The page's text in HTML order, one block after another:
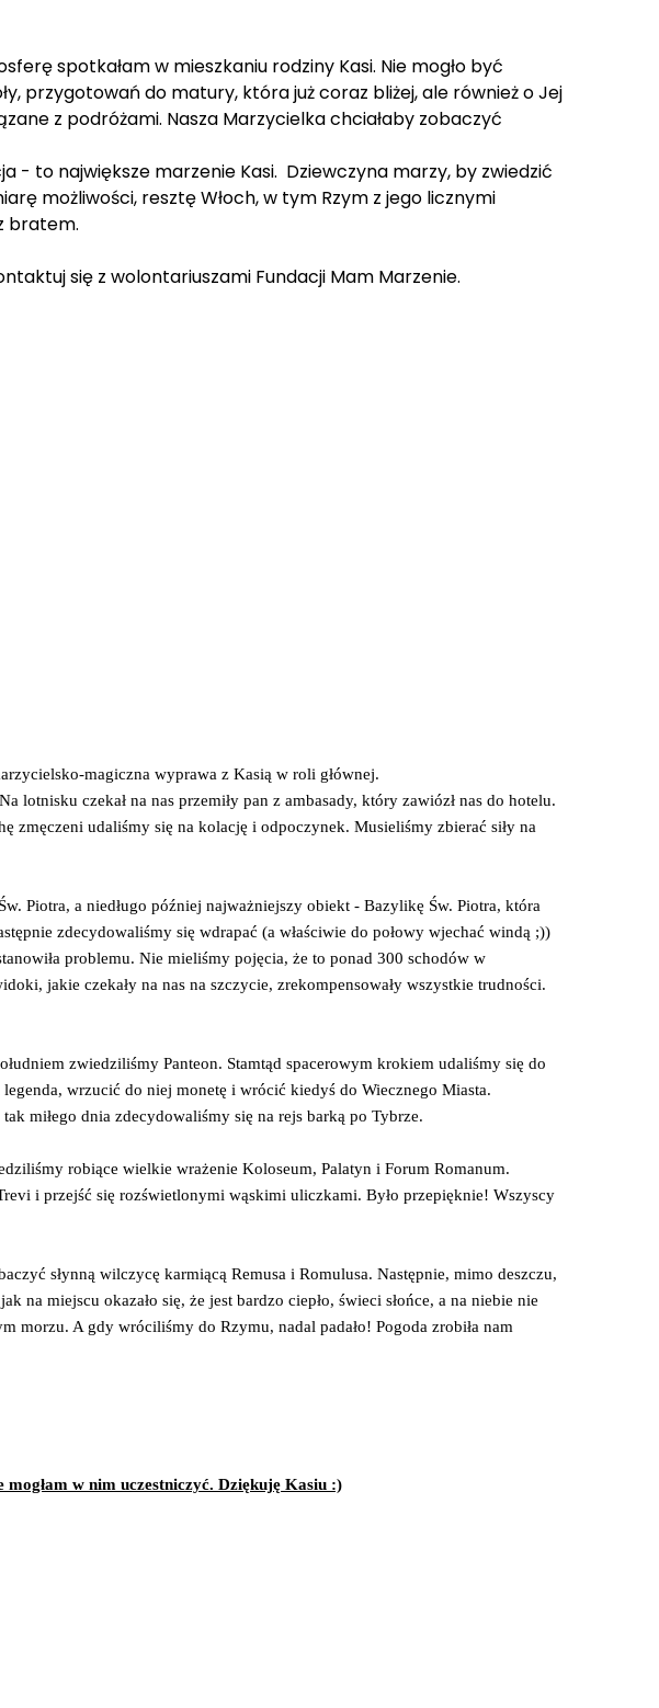
spotkałam w mieszkaniu rodziny Kasi. Nie mogło być
przygotowań do matury, która już coraz bliżej, ale również o Jej
z podróżami. Nasza Marzycielka chciałaby zobaczyć
- to największe marzenie Kasi. Dziewczyna marzy, by zwiedzić
możliwości, resztę Włoch, w tym Rzym z jego licznymi
bratem.
się z wolontariuszami Fundacji Mam Marzenie.
magiczna wyprawa z Kasią w roli głównej.
czekał na nas przemiły pan z ambasady, który zawiózł nas do hotelu.
zmęczeni udaliśmy się na kolację i odpoczynek. Musieliśmy zbierać siły na
Piotra, a niedługo później najważniejszy obiekt - Bazylikę Św. Piotra, która
zdecydowaliśmy się wdrapać (a właściwie do połowy wjechać windą ;))
problemu. Nie mieliśmy pojęcia, że to ponad 300 schodów w
jakie czekały na nas na szczycie, zrekompensowały wszystkie trudności.
zwiedziliśmy Panteon. Stamtąd spacerowym krokiem udaliśmy się do
wrzucić do niej monetę i wrócić kiedyś do Wiecznego Miasta.
miłego dnia zdecydowaliśmy się na rejs barką po Tybrze.
robiące wielkie wrażenie Koloseum, Palatyn i Forum Romanum.
i przejść się rozświetlonymi wąskimi uliczkami. Było przepięknie! Wszyscy
słynną wilczycę karmiącą Remusa i Romulusa. Następnie, mimo deszczu,
miejscu okazało się, że jest bardzo ciepło, świeci słońce, a na niebie nie
morzu. A gdy wróciliśmy do Rzymu, nadal padało! Pogoda zrobiła nam
mogłam w nim uczestniczyć. Dziękuję Kasiu :)